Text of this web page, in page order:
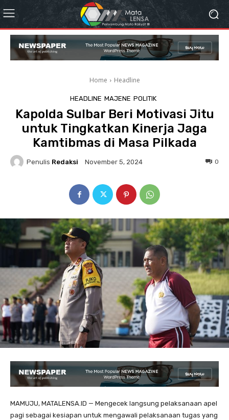
Home Headline
HEADLINE MAJENE POLITIK
Kapolda Sulbar Beri Motivasi Jitu
untuk Tingkatkan Kinerja Jaga
Kamtibmas di Masa Pilkada
Penulis Redaksi November 5, 2024 0
MAMUJU, MATALENSA.ID — Mengecek langsung pelaksanaan apel
pagi sebagai kesiapan untuk mengawali pelaksanaan tugas yang